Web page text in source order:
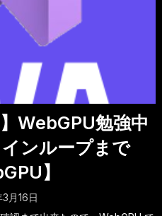
WebGPU勉強中
ンループまで
】
月16日